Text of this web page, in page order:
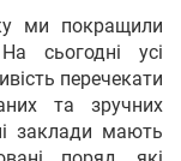
ми покращили
сьогодні усі
перечекати
та зручних
заклади мають